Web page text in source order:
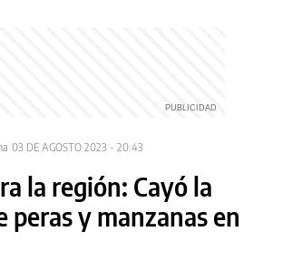
03 DE AGOSTO 2023 - 20:43
la región: Cayó la
peras y manzanas en